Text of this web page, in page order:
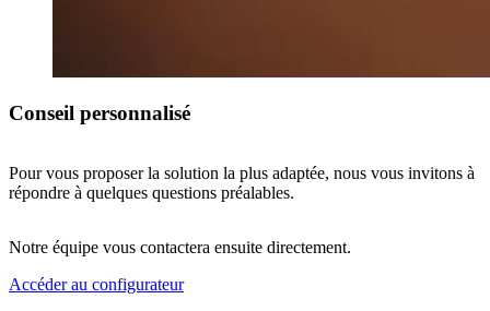
Conseil personnalisé
Pour vous proposer la solution la plus adaptée, nous vous invitons à
répondre à quelques questions préalables.
Notre équipe vous contactera ensuite directement.
Accéder au configurateur